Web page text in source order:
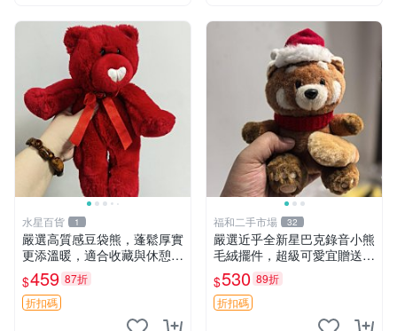
水星百貨 1
嚴選高質感豆袋熊，蓬鬆厚實
更添溫暖，適合收藏與休憩。
前胸填充飽滿，背部亦具優雅
設計。 豆袋熊 保暖 溫柔 蓬
松
$459 87折
折扣碼
福和二手市場 32
嚴選近乎全新星巴克錄音小熊
毛絨擺件，超級可愛宜贈送掛
飾 錄音小熊 毛絨擺件 贈品
$530 89折
折扣碼